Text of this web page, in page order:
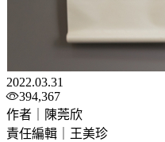
2022.03.31
394,367
作者｜陳莞欣
責任編輯｜王美珍